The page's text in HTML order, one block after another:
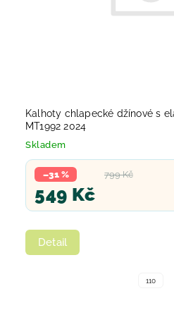
Kalhoty chlapecké džínové s
MT1992 2024
Skladem
799 Kč
–31 %
549 Kč
Detail
110